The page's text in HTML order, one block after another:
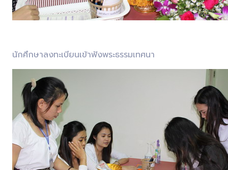
นักศึกษาลงทะเบียนเข้าฟังพระธรรมเทศนา